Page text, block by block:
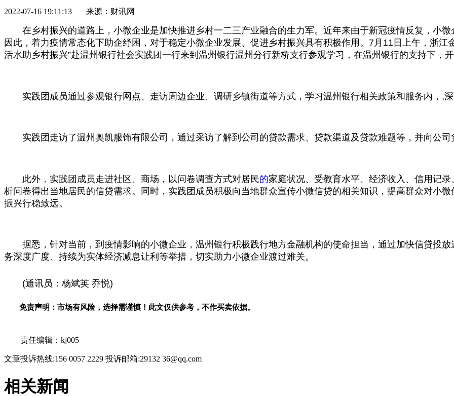
2022-07-16 19:11:13 来源：财讯网
在乡村振兴的道路上，小微企业是加快推进乡村一二三产业融合的生力军。近年来由于新冠疫情反复，小
因此，着力疫情常态化下助企纾困，对于稳定小微企业发展、促进乡村振兴具有积极作用。7月11日上午，浙
活水助乡村振兴”赴温州银行社会实践团一行来到温州银行温州分行新桥支行参观学习，在温州银行的支持下，
实践团成员通过参观银行网点、走访周边企业、调研乡镇街道等方式，学习温州银行相关政策和服务内，,
实践团走访了温州奥凯服饰有限公司，通过采访了解到公司的贷款需求、贷款渠道及贷款难题等，并向公
此外 ， 实践团成员走进社区、商场，以问卷调查方式对居民的家庭状况、受教育水平、经济收入、信用记
析问卷得出当地居民的信贷需求。同时，实践团成员积极向当地群众宣传小微信贷的相关知识，提高群众对小
振兴行稳致远。
据悉，针对当前，到疫情影响的小微企业，温州银行积极践行地方金融机构的使命担当，通过加快信贷投
务深度广度、持续为实体经济减息让利等举措，切实助力小微企业渡过难关。
(通讯员：杨斌英 乔悦)
免责声明：市场有风险，选择需谨慎！此文仅供参考，不作买卖依据。
责任编辑：kj005
文章投诉热线:156 0057 2229 投诉邮箱:29132 36@qq.com
相关新闻